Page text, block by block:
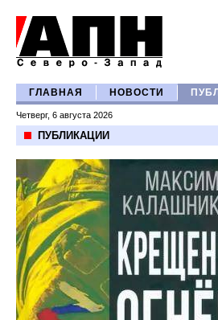
ГЛАВНАЯ НОВОСТИ
Четверг, 6 августа 2026
ПУБЛИКАЦИИ